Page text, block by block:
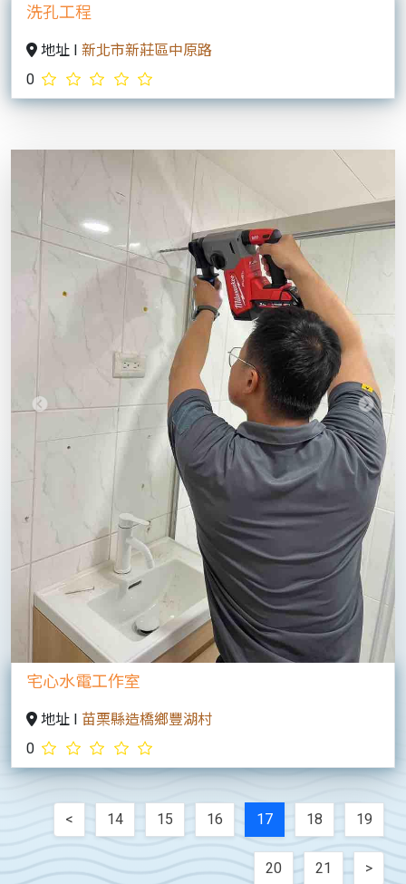
洗孔工程
地址 I 新北市新莊區中原路
0
Previous Next
宅心水電工作室
地址 I 苗栗縣造橋鄉豐湖村
0
< 14 15 16 17 18 19
20 21 >